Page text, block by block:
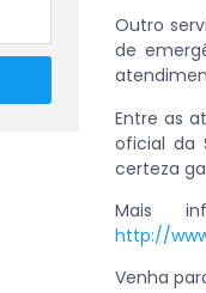
Outro
de
Entre as
oficial da
certeza
Mais
http://
Venha